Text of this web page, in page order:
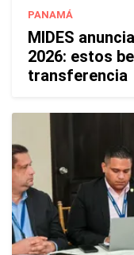
PANAMÁ
MIDES
2026: estos
transferencia